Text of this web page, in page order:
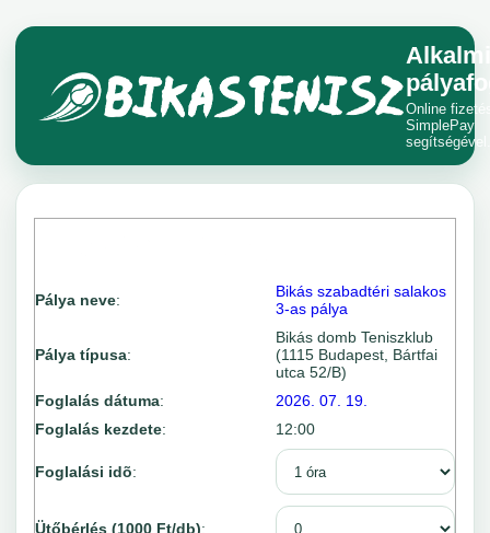
Alkalmi
Online
SimplePay
segítségével.
Pálya neve:
Bikás szabadtéri salakos
3-as pálya
Pálya típusa:
Bikás domb Teniszklub
(1115 Budapest, Bártfai
utca 52/B)
Foglalás dátuma:
2026. 07. 19.
Foglalás kezdete: 12:00
Foglalási idõ:
Ütőbérlés (1000 Ft/db):